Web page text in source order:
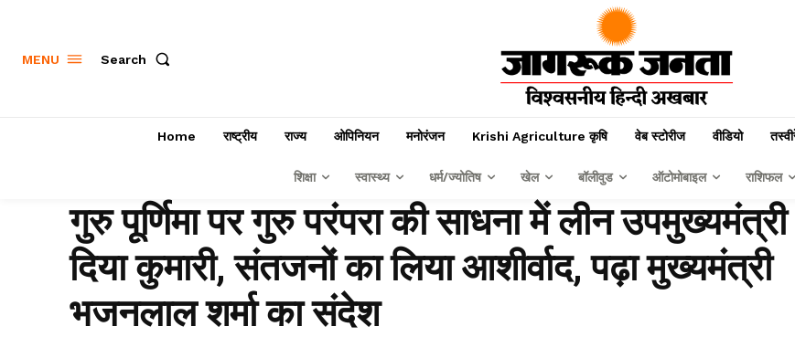
MENU Search
Home राष्ट्रीय राज्य ओपिनियन मनोरंजन Krishi Agriculture कृषि वेब स्टोरीज वीडियो
शिक्षा स्वास्थ्य धर्म/ज्योतिष खेल बॉलीवुड ऑटोमोबाइल राशिफल
गुरु पूर्णिमा पर गुरु परंपरा की साधना में लीन उपमुख्यमंत्री
दिया कुमारी, संतजनों का लिया आशीर्वाद, पढ़ा मुख्यमंत्री
भजनलाल शर्मा का संदेश